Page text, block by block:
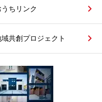
うちリンク
域共創プロジェクト